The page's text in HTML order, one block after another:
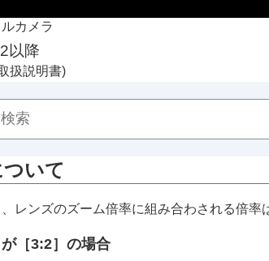
カメラ
以降
扱説明書)
かた
する
を探す
いて
レンズのズーム倍率に組み合わされる倍率
が［3:2］の場合